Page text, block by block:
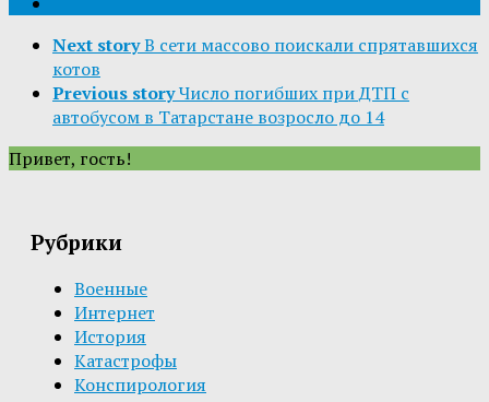
Next storyВ сети массово поискали спрятавшихся
котов
Previous storyЧисло погибших при ДТП с
автобусом в Татарстане возросло до 14
Привет, гость!
Рубрики
Военные
Интернет
История
Катастрофы
Конспирология